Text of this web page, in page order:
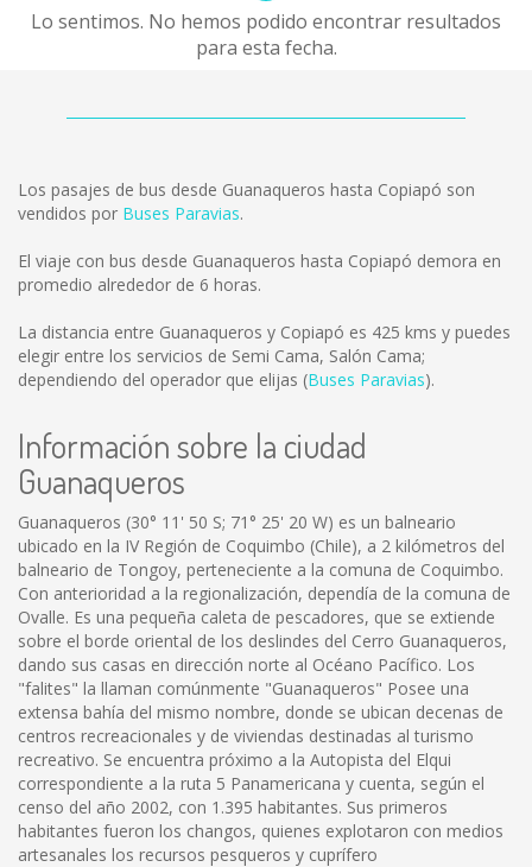
Lo sentimos. No hemos podido encontrar resultados
para esta fecha.
Los pasajes de bus desde Guanaqueros hasta Copiapó son
vendidos por Buses Paravias.
El viaje con bus desde Guanaqueros hasta Copiapó demora en
promedio alrededor de 6 horas.
La distancia entre Guanaqueros y Copiapó es 425 kms y puedes
elegir entre los servicios de Semi Cama, Salón Cama;
dependiendo del operador que elijas (Buses Paravias).
Información sobre la ciudad
Guanaqueros
Guanaqueros (30° 11' 50 S; 71° 25' 20 W) es un balneario
ubicado en la IV Región de Coquimbo (Chile), a 2 kilómetros del
balneario de Tongoy, perteneciente a la comuna de Coquimbo.
Con anterioridad a la regionalización, dependía de la comuna de
Ovalle. Es una pequeña caleta de pescadores, que se extiende
sobre el borde oriental de los deslindes del Cerro Guanaqueros,
dando sus casas en dirección norte al Océano Pacífico. Los
"falites" la llaman comúnmente "Guanaqueros" Posee una
extensa bahía del mismo nombre, donde se ubican decenas de
centros recreacionales y de viviendas destinadas al turismo
recreativo. Se encuentra próximo a la Autopista del Elqui
correspondiente a la ruta 5 Panamericana y cuenta, según el
censo del año 2002, con 1.395 habitantes. Sus primeros
habitantes fueron los changos, quienes explotaron con medios
artesanales los recursos pesqueros y cuprífero